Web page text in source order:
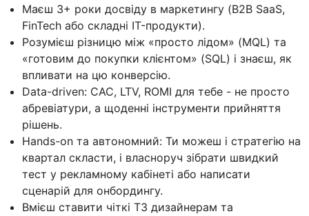
Маєш 3+ роки досвіду в маркетингу (B2B SaaS,
FinTech або складні IT-продукти).
Розумієш різницю між «просто лідом» (MQL) та
«готовим до покупки клієнтом» (SQL) і знаєш, як
впливати на цю конверсію.
Data-driven: CAC, LTV, ROMI для тебе - не просто
абревіатури, а щоденні інструменти прийняття
рішень.
Hands-on та автономний: Ти можеш і стратегію на
квартал скласти, і власноруч зібрати швидкий
тест у рекламному кабінеті або написати
сценарій для онбордингу.
Вмієш ставити чіткі ТЗ дизайнерам та